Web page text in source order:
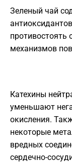
Зеленый чай
противостоять
механизмов
Катехины
уменьшают
окисления.
некоторые
вредных
сердечно-